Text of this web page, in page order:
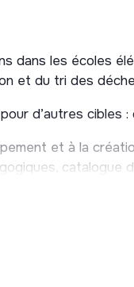
dans les écoles
et du tri des
d’autres cibles
et à la
catalogue
d’activités
du Syndicat
au cours